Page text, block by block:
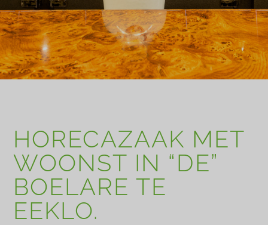
HORECAZAAK MET
WOONST IN “DE”
BOELARE TE
EEKLO.